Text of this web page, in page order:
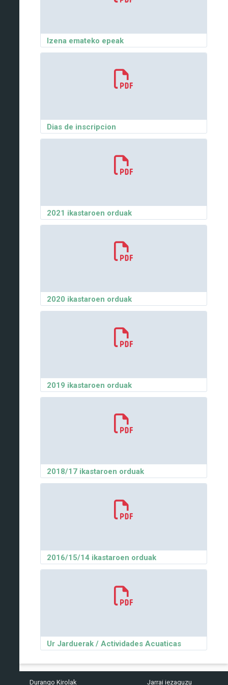
Izena emateko epeak
Dias de inscripcion
2021 ikastaroen orduak
2020 ikastaroen orduak
2019 ikastaroen orduak
2018/17 ikastaroen orduak
2016/15/14 ikastaroen orduak
Ur Jarduerak / Actividades Acuaticas
Durango Kirolak Jarrai iezaguzu